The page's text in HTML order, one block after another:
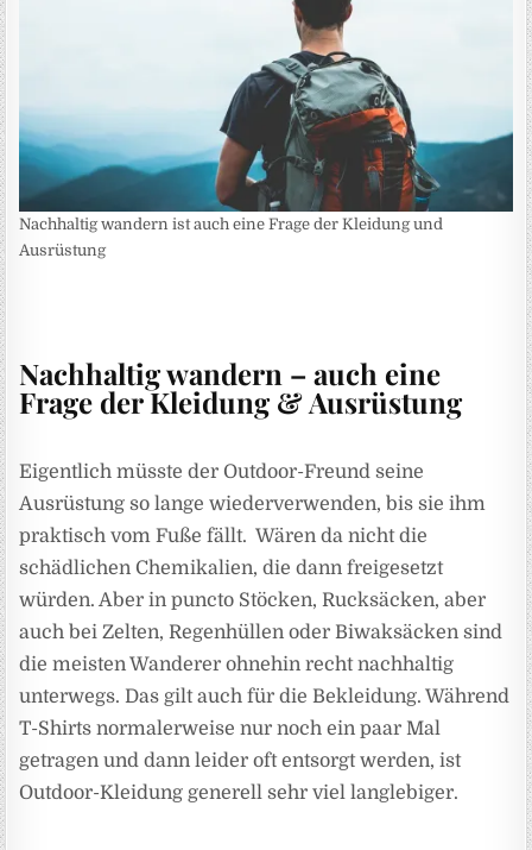
Nachhaltig wandern ist auch eine Frage der Kleidung und
Ausrüstung
Nachhaltig wandern – auch eine
Frage der Kleidung & Ausrüstung
Eigentlich müsste der Outdoor-Freund seine
Ausrüstung so lange wiederverwenden, bis sie ihm
praktisch vom Fuße fällt. Wären da nicht die
schädlichen Chemikalien, die dann freigesetzt
würden. Aber in puncto Stöcken, Rucksäcken, aber
auch bei Zelten, Regenhüllen oder Biwaksäcken sind
die meisten Wanderer ohnehin recht nachhaltig
unterwegs. Das gilt auch für die Bekleidung. Während
T-Shirts normalerweise nur noch ein paar Mal
getragen und dann leider oft entsorgt werden, ist
Outdoor-Kleidung generell sehr viel langlebiger.